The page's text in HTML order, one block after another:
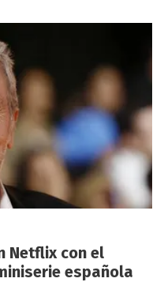
Netflix con el
española